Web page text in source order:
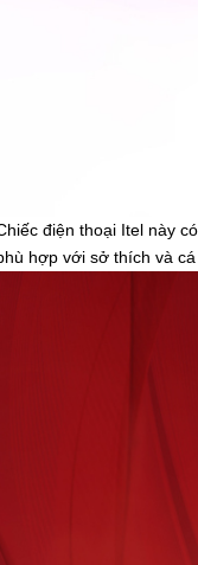
điện thoại Itel này
hợp với sở thích và